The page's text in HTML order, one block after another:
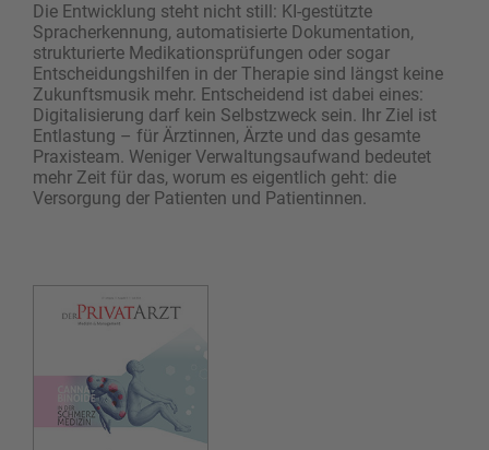
Die Entwicklung steht nicht still: KI-gestützte
Spracherkennung, automatisierte Dokumentation,
strukturierte Medikationsprüfungen oder sogar
Entscheidungshilfen in der Therapie sind längst keine
Zukunftsmusik mehr. Entscheidend ist dabei eines:
Digitalisierung darf kein Selbstzweck sein. Ihr Ziel ist
Entlastung – für Ärztinnen, Ärzte und das gesamte
Praxisteam. Weniger Verwaltungsaufwand bedeutet
mehr Zeit für das, worum es eigentlich geht: die
Versorgung der Patienten und Patientinnen.